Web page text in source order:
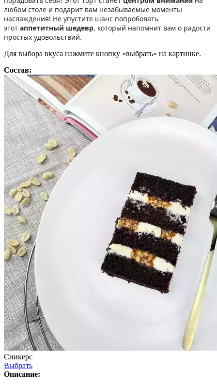
любом столе и подарит вам незабываемые моменты
наслаждения! Не упустите шанс попробовать
этот аппетитный шедевр, который напомнит вам о радости
простых удовольствий.
Для выбора вкуса нажмите кнопку «выбрать» на картинке.
Состав:
Сникерс
Выбрать
Описание: